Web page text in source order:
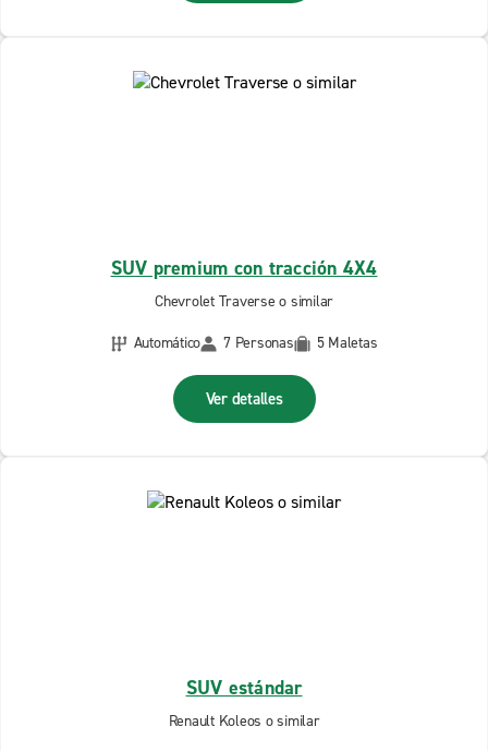
SUV premium con tracción 4X4
Chevrolet Traverse o similar
Automático
7 Personas 5 Maletas
Ver detalles
SUV estándar
Renault Koleos o similar